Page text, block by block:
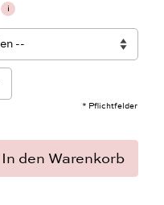
i
* Pflichtfelder
In den Warenkorb